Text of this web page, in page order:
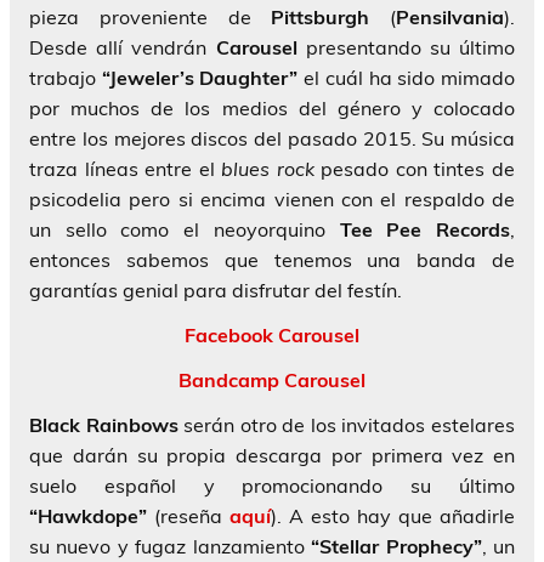
pieza proveniente de Pittsburgh (Pensilvania).
Desde allí vendrán Carousel presentando su último
trabajo “Jeweler’s Daughter” el cuál ha sido mimado
por muchos de los medios del género y colocado
entre los mejores discos del pasado 2015. Su música
traza líneas entre el blues rockpesado con tintes de
psicodelia pero si encima vienen con el respaldo de
un sello como el neoyorquino Tee Pee Records
entonces sabemos que tenemos una banda de
garantías genial para disfrutar del festín.
Facebook Carousel
Bandcamp Carousel
Black Rainbowsserán otro de los invitados estelares
que darán su propia descarga por primera vez en
suelo español y promocionando su último
“Hawkdope” (reseña aquí). A esto hay que añadirle
su nuevo y fugaz lanzamiento“Stellar Prophecy”, un